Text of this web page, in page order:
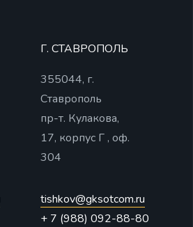
Г. СТАВРОПОЛЬ
355044, г.
Ставрополь
пр-т. Кулакова,
17, корпус Г , оф.
304
tishkov@gksotcom.ru
+ 7 (988) 092-88-80